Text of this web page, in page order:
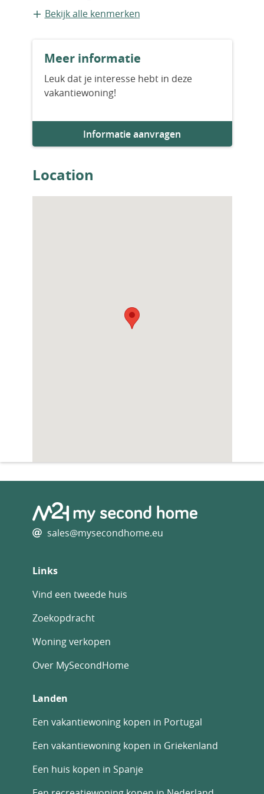
Appartement
Bestaande bouw
Bouwjaar
Aantal slaapkamers
Aantal badkamers
Bekijk alle kenmerken
Meer informatie
Leuk dat je interesse hebt in deze
vakantiewoning!
Informatie aanvragen
Location
sales@mysecondhome.eu
Links
Vind een tweede huis
Zoekopdracht
Woning verkopen
Over MySecondHome
Landen
Een vakantiewoning kopen in Portugal
Een vakantiewoning kopen in Griekenland
Een huis kopen in Spanje